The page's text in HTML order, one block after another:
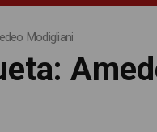
Modigliani